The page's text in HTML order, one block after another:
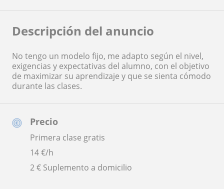
Precio
Primera clase gratis
14€/h
2 € Suplemento a domicilio
Descripción del anuncio
No tengo un modelo fijo, me adapto según el nivel,
exigencias y expectativas del alumno, con el objetivo
de maximizar su aprendizaje y que se sienta cómodo
durante las clases.